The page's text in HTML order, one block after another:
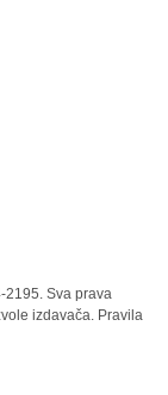
2195. Sva prava
izdavača. Pravila